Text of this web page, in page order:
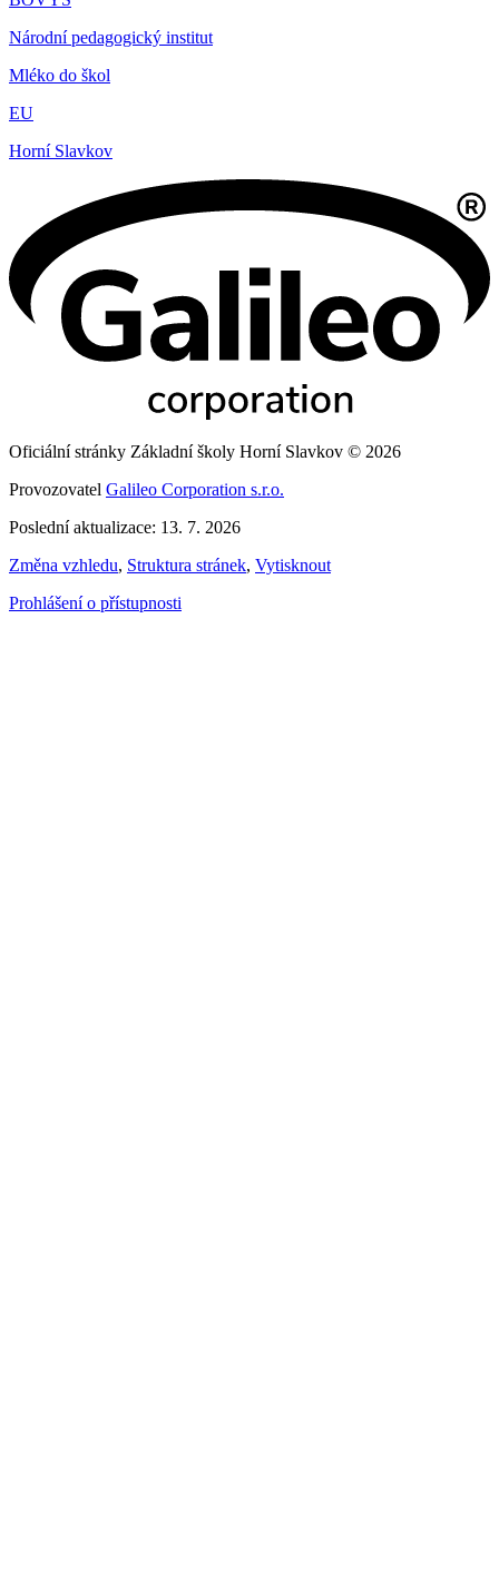
Národní pedagogický institut
Mléko do škol
EU
Horní Slavkov
Oficiální stránky Základní školy Horní Slavkov © 2026
Provozovatel Galileo Corporation s.r.o.
Poslední aktualizace: 13. 7. 2026
Změna vzhledu, Struktura stránek, Vytisknout
Prohlášení o přístupnosti